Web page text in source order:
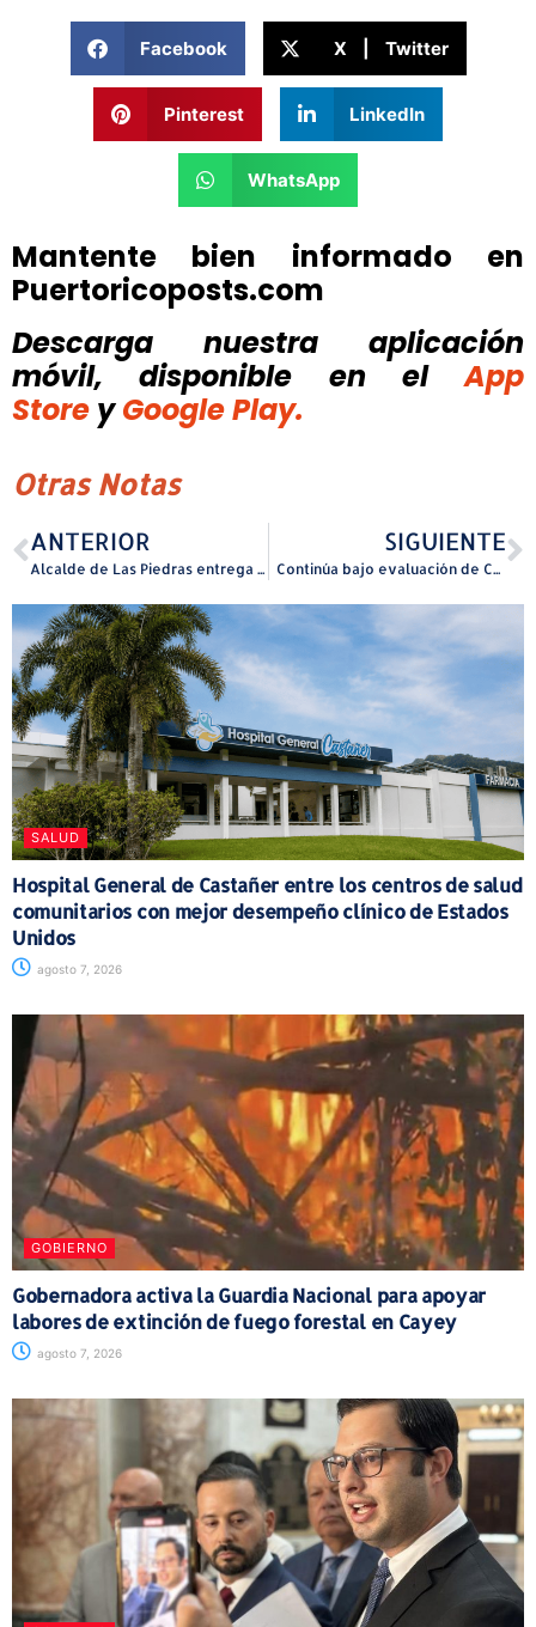
Facebook X | Twitter
Pinterest LinkedIn
WhatsApp
Mantente bien informado en
Puertoricoposts.com
Descarga nuestra aplicación
móvil, disponible
en el
App
Store y Google Play.
Otras Notas
ANTERIOR
Alcalde de Las Piedras entrega uniformes a Policías Municipales
SIGUIENTE
Continúa bajo evaluación de Comisión medida para reforzar seguridad en las playas
SALUD
Hospital General de Castañer entre los centros de salud
comunitarios con mejor desempeño clínico de Estados
Unidos
agosto 7, 2026
GOBIERNO
Gobernadora activa la Guardia Nacional para apoyar
labores de extinción de fuego forestal en Cayey
agosto 7, 2026